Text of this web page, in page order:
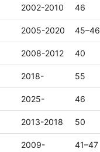
2002-2010 46
2005-2020 45–46
2008-2012 40
2018- 55
2025- 46
2013-2018 50
2009- 41–47